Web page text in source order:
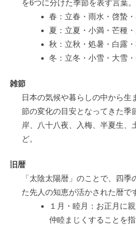
を6つに分けた季節を表す言葉。
春：立春・雨水・啓蟄
夏：立夏・小満・芒種
秋：立秋・処暑・白露
冬：立冬・小雪・大雪
雑節
日本の気候や暮らしの中から生
節の変化の目安となってきた季
岸、八十八夜、入梅、半夏生、
ど。
旧暦
「太陰太陽暦」のことで、四季
た先人の知恵が活かされた暦で
１月・睦月：お正月に
仲睦まじくすることを